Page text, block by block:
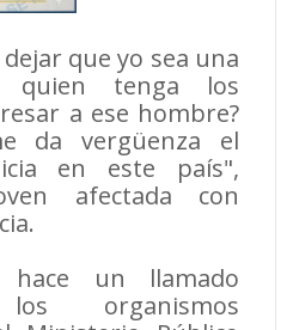
que yo sea una
quien tenga los
a ese hombre?
da vergüenza el
en este país",
afectada con
hace un llamado
organismos